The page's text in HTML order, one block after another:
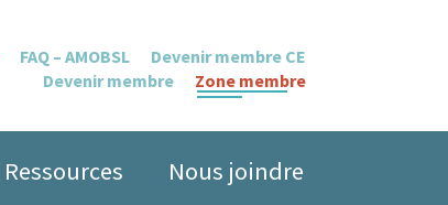
FAQ – AMOBSL
Devenir membre CE
Devenir membre
Zone membre
Ressources Nous joindre